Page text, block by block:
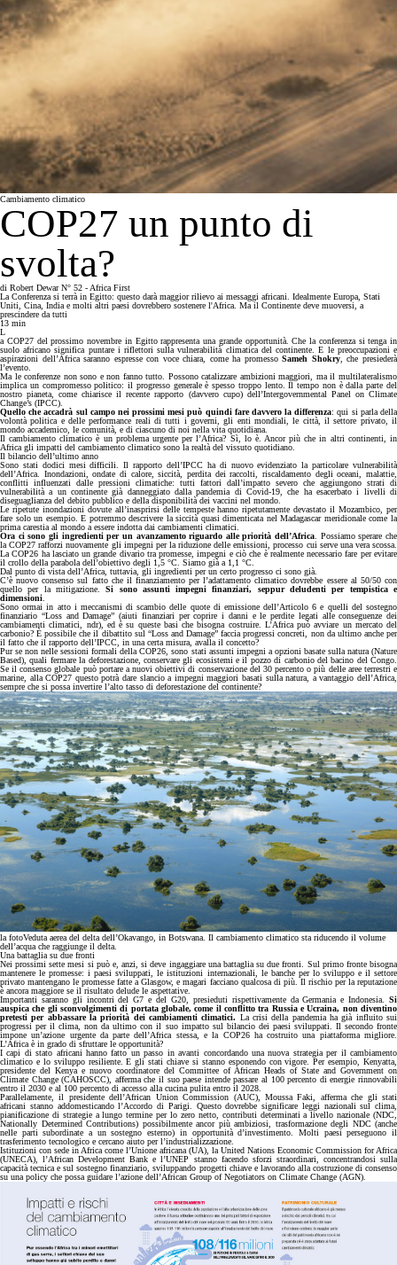
Cambiamento climatico
COP27 un punto di
svolta?
di Robert DewarN° 52 - Africa First
La Conferenza si terrà in Egitto: questo darà maggior rilievo ai messaggi africani. Idealmente Europa, Stati
Uniti, Cina, India e molti altri paesi dovrebbero sostenere l'Africa. Ma il Continente deve muoversi, a
prescindere da tutti
13 min
L
a COP27 del prossimo novembre in Egitto rappresenta una grande opportunità. Che la conferenza si tenga in
suolo africano significa puntare i riflettori sulla vulnerabilità climatica del continente. E le preoccupazioni e
aspirazioni dell’Africa saranno espresse con voce chiara, come ha promessoSameh Shokry, che presiederà
l’evento.
Ma le conferenze non sono e non fanno tutto. Possono catalizzare ambizioni maggiori, ma il multilateralismo
implica un compromesso politico: il progresso generale è spesso troppo lento. Il tempo non è dalla parte del
nostro pianeta, come chiarisce il recente rapporto (davvero cupo) dell’Intergovernmental Panel on Climate
Change’s (IPCC).
Quello che accadrà sul campo nei prossimi mesi può quindi fare davvero la differenza: qui si parla della
volontà politica e delle performance reali di tutti i governi, gli enti mondiali, le città, il settore privato, il
mondo accademico, le comunità, e di ciascuno di noi nella vita quotidiana.
Il cambiamento climatico è un problema urgente per l’Africa? Sì, lo è. Ancor più che in altri continenti, in
Africa gli impatti del cambiamento climatico sono la realtà del vissuto quotidiano.
Il bilancio dell’ultimo anno
Sono stati dodici mesi difficili. Il rapporto dell’IPCC ha di nuovo evidenziato la particolare vulnerabilità
dell’Africa. Inondazioni, ondate di calore, siccità, perdita dei raccolti, riscaldamento degli oceani, malattie,
conflitti influenzati dalle pressioni climatiche: tutti fattori dall’impatto severo che aggiungono strati di
vulnerabilità a un continente già danneggiato dalla pandemia di Covid-19, che ha esacerbato i livelli di
diseguaglianza del debito pubblico e della disponibilità dei vaccini nel mondo.
Le ripetute inondazioni dovute all’inasprirsi delle tempeste hanno ripetutamente devastato il Mozambico, per
fare solo un esempio. E potremmo descrivere la siccità quasi dimenticata nel Madagascar meridionale come la
prima carestia al mondo a essere indotta dai cambiamenti climatici.
Ora ci sono gli ingredienti per un avanzamento riguardo alle priorità dell’Africa . Possiamo sperare che
la COP27 rafforzi nuovamente gli impegni per la riduzione delle emissioni, processo cui serve una vera scossa.
La COP26 ha lasciato un grande divario tra promesse, impegni e ciò che è realmente necessario fare per evitare
il crollo della parabola dell’obiettivo degli 1,5 °C. Siamo già a 1,1 °C.
Dal punto di vista dell’Africa, tuttavia, gli ingredienti per un certo progresso ci sono già.
C’è nuovo consenso sul fatto che il finanziamento per l’adattamento climatico dovrebbe essere al 50/50 con
quello per la mitigazione.Si sono assunti impegni finanziari, seppur deludenti per tempistica e
dimensioni
Sono ormai in atto i meccanismi di scambio delle quote di emissione dell’Articolo 6 e quelli del sostegno
finanziario “Loss and Damage” (aiuti finanziari per coprire i danni e le perdite legati alle conseguenze dei
cambiamenti climatici, ndr), ed è su queste basi che bisogna costruire. L’Africa può avviare un mercato del
carbonio? È possibile che il dibattito sul “Loss and Damage” faccia progressi concreti, non da ultimo anche per
il fatto che il rapporto dell’IPCC, in una certa misura, avalla il concetto?
Pur se non nelle sessioni formali della COP26, sono stati assunti impegni a opzioni basate sulla natura (Nature
Based), quali fermare la deforestazione, conservare gli ecosistemi e il pozzo di carbonio del bacino del Congo.
Se il consenso globale può portare a nuovi obiettivi di conservazione del 30 percento o più delle aree terrestri e
marine, alla COP27 questo potrà dare slancio a impegni maggiori basati sulla natura, a vantaggio dell’Africa,
sempre che si possa invertire l’alto tasso di deforestazione del continente?
la fotoVeduta aerea del delta dell’Okavango, in Botswana. Il cambiamento climatico sta riducendo il volume
dell’acqua che raggiunge il delta.
Una battaglia su due fronti
Nei prossimi sette mesi si può e, anzi, si deve ingaggiare una battaglia su due fronti. Sul primo fronte bisogna
mantenere le promesse: i paesi sviluppati, le istituzioni internazionali, le banche per lo sviluppo e il settore
privato mantengano le promesse fatte a Glasgow, e magari facciano qualcosa di più. Il rischio per la reputazione
è ancora maggiore se il risultato delude le aspettative.
Importanti saranno gli incontri del G7 e del G20, presieduti rispettivamente da Germania e Indonesia. Si
auspica che gli sconvolgimenti di portata globale, come il conflitto tra Russia e Ucraina, non diventino
pretesti per abbassare la priorità dei cambiamenti climatici. La crisi della pandemia ha già influito sui
progressi per il clima, non da ultimo con il suo impatto sul bilancio dei paesi sviluppati. Il secondo fronte
impone un’azione urgente da parte dell’Africa stessa, e la COP26 ha costruito una piattaforma migliore.
L’Africa è in grado di sfruttare le opportunità?
I capi di stato africani hanno fatto un passo in avanti concordando una nuova strategia per il cambiamento
climatico e lo sviluppo resiliente. E gli stati chiave si stanno esponendo con vigore. Per esempio, Kenyatta,
presidente del Kenya e nuovo coordinatore del Committee of African Heads of State and Government on
Climate Change (CAHOSCC), afferma che il suo paese intende passare al 100 percento di energie rinnovabili
entro il 2030 e al 100 percento di accesso alla cucina pulita entro il 2028.
Parallelamente, il presidente dell’African Union Commission (AUC), Moussa Faki, afferma che gli stati
africani stanno addomesticando l’Accordo di Parigi. Questo dovrebbe significare leggi nazionali sul clima,
pianificazione di strategie a lungo termine per lo zero netto, contributi determinati a livello nazionale (NDC,
Nationally Determined Contributions) possibilmente ancor più ambiziosi, trasformazione degli NDC (anche
nelle parti subordinate a un sostegno esterno) in opportunità d’investimento. Molti paesi perseguono il
trasferimento tecnologico e cercano aiuto per l’industrializzazione.
Istituzioni con sede in Africa come l’Unione africana (UA), la United Nations Economic Commission for Africa
(UNECA), l’African Development Bank e l’UNEP stanno facendo sforzi straordinari, concentrandosi sulla
capacità tecnica e sul sostegno finanziario, sviluppando progetti chiave e lavorando alla costruzione di consenso
su una policy che possa guidare l’azione dell’African Group of Negotiators on Climate Change (AGN).